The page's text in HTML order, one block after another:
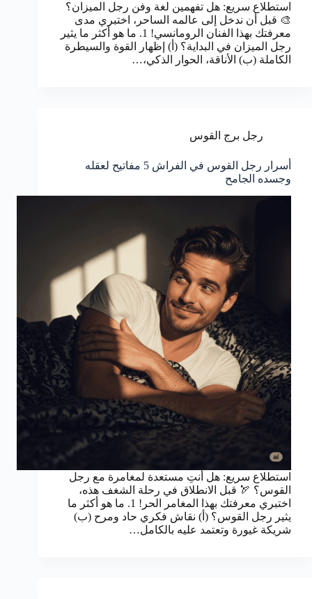
استطلاع سريع: هل تفهمين لغة وفن رجل الميزان؟
🎨 قبل أن ندخل إلى عالمه الساحر، اختبري مدى
معرفتك بهذا الفنان الرومانسي! 1. ما هو أكثر ما يثير
رجل الميزان في البداية؟ (أ) إظهار القوة والسيطرة
الكاملة (ب) الأناقة، الحوار الذكي،…
رجل برج القوس
أسرار رجل القوس في الفراش 5 مفاتيح لعقله
وجسده الجامح
استطلاع سريع: هل أنتِ مستعدة لمغامرة مع رجل
القوس؟ 🏹 قبل الانطلاق في رحلة الشغف هذه،
اختبري معرفتك بهذا المغامر الحر! 1. ما هو أكثر ما
يثير رجل القوس؟ (أ) نقاش فكري حاد ومرح (ب)
شريكة غيورة وتعتمد عليه بالكامل…